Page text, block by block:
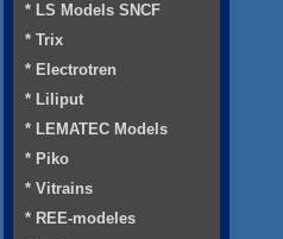
* LS Models SNCF
* Trix
* Electrotren
* Liliput
* LEMATEC Models
* Piko
* Vitrains
* REE-modeles